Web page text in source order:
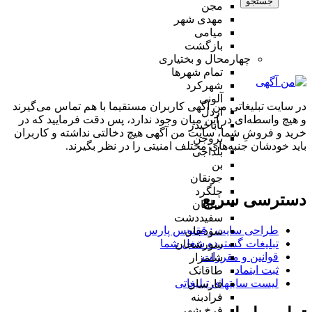
مجن
مهدی شهر
میامی
بازگشت
چهارمحال و بختیاری
تمام شهر‌ها
شهرکرد
آلونی
اردل
باباحیدر
بروجن
بلداجی
بن
جونقان
چلگرد
سامان
سفیددشت
سودجان
سورشجان
شلمزار
طاقانک
فارسان
فرادبنه
در سایت تبلیغاتی من آگهی کاربران مستقیما با هم تماس می‌گیرند
و هیچ واسطه‌ای در این میان وجود ندارد، پس دقت فرمایید که در
خرید و فروشِ شما، سایت من آگهی هیچ دخالتی نداشته و کاربران
باید خودشان جنبه‌های مختلف امنیتی را در نظر بگیرند.
دسترسی سریع
طراحی سایت :‌ ققنوس پارس
تبلیغات گسترده شغل شما
قوانین و مقررات
ثبت اینماد
لیست سایتهای تبلیغاتی